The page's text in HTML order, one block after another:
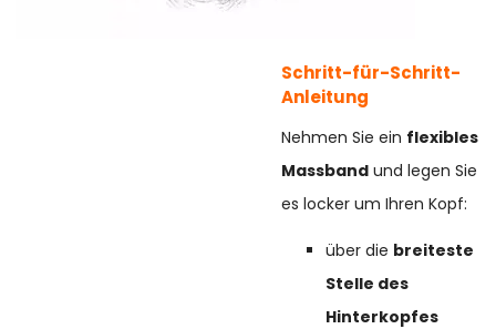
Schritt-für-Schritt-
Anleitung
Nehmen Sie ein flexibles
Massband und legen Sie
es locker um Ihren Kopf:
über die breiteste
Stelle des
Hinterkopfes